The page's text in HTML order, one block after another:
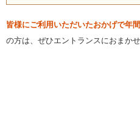
皆様にご利用いただいたおかげで年
の方は、ぜひエントランスにおまかせ